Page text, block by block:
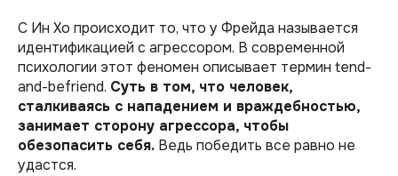
С Ин Хо происходит то, что у Фрейда называется
идентификацией с агрессором. В современной
психологии этот феномен описывает термин tend-
and-befriend. Суть в том, что человек,
сталкиваясь с нападением и враждебностью,
занимает сторону агрессора, чтобы
обезопасить себя. Ведь победить все равно не
удастся.